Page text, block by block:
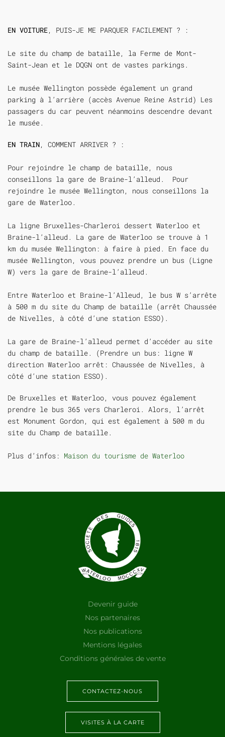
EN VOITURE, PUIS-JE ME PARQUER FACILEMENT ? :
Le site du champ de bataille, la Ferme de Mont-
Saint-Jean et le DQGN ont de vastes parkings.
Le musée Wellington possède également un grand
parking à l’arrière (accès Avenue Reine Astrid) Les
passagers du car peuvent néanmoins descendre devant
le musée.
EN TRAIN, COMMENT ARRIVER ? :
Pour rejoindre le champ de bataille, nous
conseillons la gare de Braine-l’alleud. Pour
rejoindre le musée Wellington, nous conseillons la
gare de Waterloo.
La ligne Bruxelles-Charleroi dessert Waterloo et
Braine-l’alleud. La gare de Waterloo se trouve à 1
km du musée Wellington: à faire à pied. En face du
musée Wellington, vous pouvez prendre un bus (Ligne
W) vers la gare de Braine-l’alleud.
Entre Waterloo et Braine-l’Alleud, le bus W s’arrête
à 500 m du site du Champ de bataille (arrêt Chaussée
de Nivelles, à côté d’une station ESSO).
La gare de Braine-l’alleud permet d’accéder au site
du champ de bataille. (Prendre un bus: ligne W
direction Waterloo arrêt: Chaussée de Nivelles, à
côté d’une station ESSO).
De Bruxelles et Waterloo, vous pouvez également
prendre le bus 365 vers Charleroi. Alors, l’arrêt
est Monument Gordon, qui est également à 500 m du
site du Champ de bataille.
Plus d’infos: Maison du tourisme de Waterloo
Devenir guide
Nos partenaires
Nos publications
Mentions légales
Conditions générales de vente
CONTACTEZ-NOUS
VISITES À LA CARTE